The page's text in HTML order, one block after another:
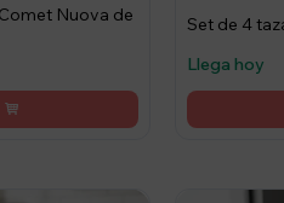
Nuova de
Set de 4
Llega hoy